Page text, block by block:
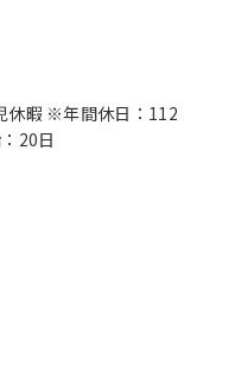
休暇 ※年間休日：112
20日